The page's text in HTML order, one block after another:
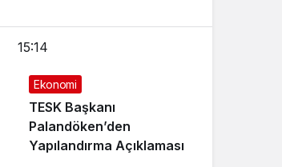
15:14
Ekonomi
TESK Başkanı
Palandöken’den
Yapılandırma Açıklaması